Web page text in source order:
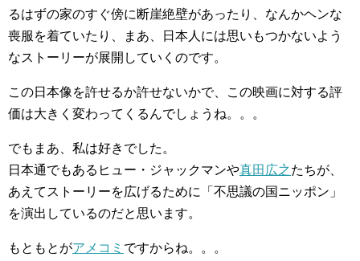
るはずの家のすぐ傍に断崖絶壁があったり、なんかヘンな
喪服を着ていたり、まあ、日本人には思いもつかないよう
なストーリーが展開していくのです。
この日本像を許せるか許せないかで、この映画に対する評
価は大きく変わってくるんでしょうね。。。
でもまあ、私は好きでした。
日本通でもあるヒュー・ジャックマンや真田広之たちが、
あえてストーリーを広げるために「不思議の国ニッポン」
を演出しているのだと思います。
もともとがアメコミ ですからね。。。